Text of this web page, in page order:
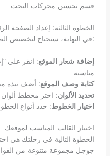
قسم تحسين محركات البحث
الخطوة الثالثة: إعداد الصفحة
في النهاية، ستحتاج لتخصيص الصفحة الرئيسية لموقعك الجديد:
إضافة شعار الموقع: انقر على
مناسبة
كتابة وصف الموقع: أضف نبذة
تحديد الألوان: اختر مخطط ألوان
اختيار الخطوط: حدد أنواع
اختيار القالب المناسب لموقعك
الخطوة التالية في رحلتك هي
جوجل مجموعة متنوعة من